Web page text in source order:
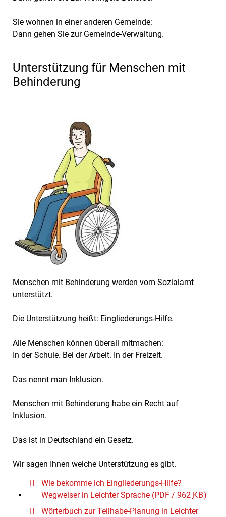
Sie wohnen in einer anderen Gemeinde:
Dann gehen Sie zur Gemeinde-Verwaltung.
Unterstützung für Menschen mit
Behinderung
Menschen mit Behinderung werden vom Sozialamt
unterstützt.
Die Unterstützung heißt: Eingliederungs-Hilfe.
Alle Menschen können überall mitmachen:
In der Schule. Bei der Arbeit. In der Freizeit.
Das nennt man Inklusion.
Menschen mit Behinderung habe ein Recht auf
Inklusion.
Das ist in Deutschland ein Gesetz.
Wir sagen Ihnen welche Unterstützung es gibt.
Wie bekomme ich Eingliederungs-Hilfe?
Wegweiser in Leichter Sprache(PDF / 962 KB)
Wörterbuch zur Teilhabe-Planung in Leichter